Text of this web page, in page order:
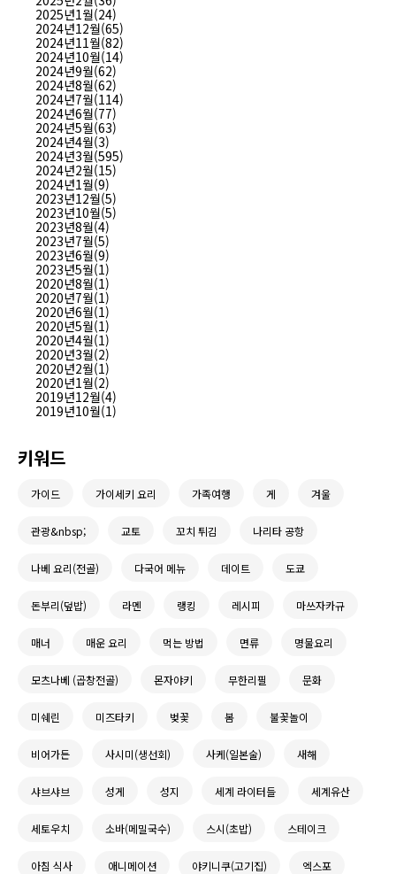
2025년1월(24)
2024년12월(65)
2024년11월(82)
2024년10월(14)
2024년9월(62)
2024년8월(62)
2024년7월(114)
2024년6월(77)
2024년5월(63)
2024년4월(3)
2024년3월(595)
2024년2월(15)
2024년1월(9)
2023년12월(5)
2023년10월(5)
2023년8월(4)
2023년7월(5)
2023년6월(9)
2023년5월(1)
2020년8월(1)
2020년7월(1)
2020년6월(1)
2020년5월(1)
2020년4월(1)
2020년3월(2)
2020년2월(1)
2020년1월(2)
2019년12월(4)
2019년10월(1)
키워드
가이드 가이세키 요리 가족여행 게 겨울
관광&nbsp; 교토 꼬치 튀김 나리타 공항
나베 요리(전골) 다국어 메뉴 데이트 도쿄
돈부리(덮밥) 라멘 랭킹 레시피 마쓰자카규
매너 매운 요리 먹는 방법 면류 명물요리
모츠나베 (곱창전골) 몬자야키 무한리필 문화
미쉐린 미즈타키 벚꽃 봄 불꽃놀이
비어가든 사시미(생선회) 사케(일본술) 새해
샤브샤브 성게 성지 세계 라이터들 세계유산
세토우치 소바(메밀국수) 스시(초밥) 스테이크
아침 식사 애니메이션 야키니쿠(고기집) 엑스포